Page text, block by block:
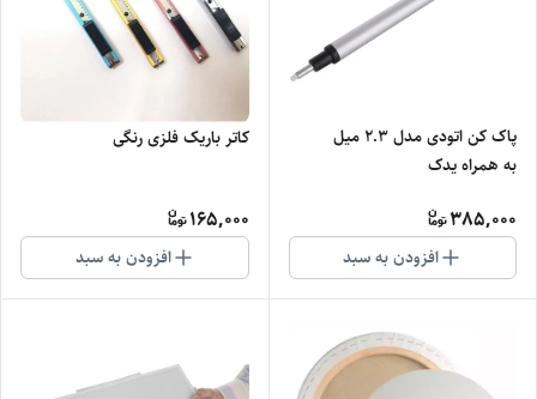
پاک کن اتودی مدل 2.3 میل
به همراه یدک
385,000
افزودن به سبد
کاتر باریک فلزی رنگی
165,000
افزودن به سبد